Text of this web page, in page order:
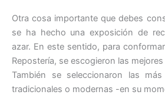
Otra cosa importante que debes
se ha hecho una exposición de
azar. En este sentido, para
Repostería, se escogieron las
También se seleccionaron las
tradicionales o modernas -en su